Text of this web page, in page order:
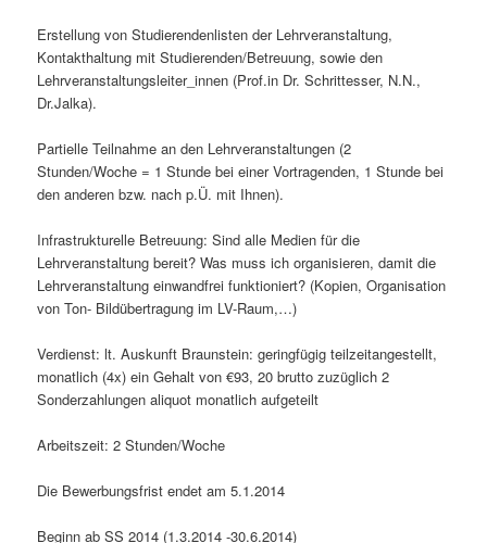
Erstellung von Studierendenlisten der Lehrveranstaltung,
Kontakthaltung mit Studierenden/Betreuung, sowie den
Lehrveranstaltungsleiter_innen (Prof.in Dr. Schrittesser, N.N.,
Dr.Jalka).
Partielle Teilnahme an den Lehrveranstaltungen (2
Stunden/Woche = 1 Stunde bei einer Vortragenden, 1 Stunde bei
den anderen bzw. nach p.Ü. mit Ihnen).
Infrastrukturelle Betreuung: Sind alle Medien für die
Lehrveranstaltung bereit? Was muss ich organisieren, damit die
Lehrveranstaltung einwandfrei funktioniert? (Kopien, Organisation
von Ton- Bildübertragung im LV-Raum,…)
Verdienst: lt. Auskunft Braunstein: geringfügig teilzeitangestellt,
monatlich (4x) ein Gehalt von €93, 20 brutto zuzüglich 2
Sonderzahlungen aliquot monatlich aufgeteilt
Arbeitszeit: 2 Stunden/Woche
Die Bewerbungsfrist endet am 5.1.2014
Beginn ab SS 2014 (1.3.2014 -30.6.2014)